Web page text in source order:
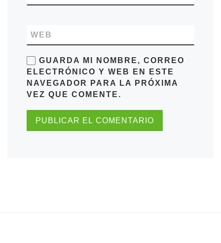
WEB
GUARDA MI NOMBRE, CORREO
ELECTRÓNICO Y WEB EN ESTE
NAVEGADOR PARA LA PRÓXIMA
VEZ QUE COMENTE.